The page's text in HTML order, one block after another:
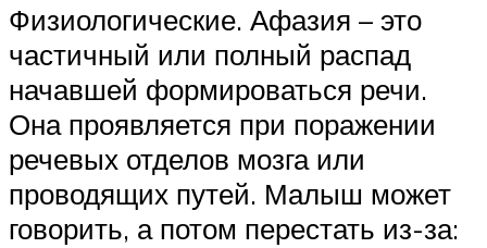
Физиологические. Афазия – это
частичный или полный распад
начавшей формироваться речи.
Она проявляется при поражении
речевых отделов мозга или
проводящих путей. Малыш может
говорить, а потом перестать из-за: